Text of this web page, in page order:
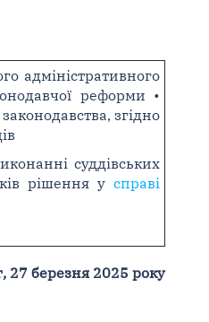
адміністративного
реформи •
згідно
суддівських
рішення у справі
27 березня 2025 року